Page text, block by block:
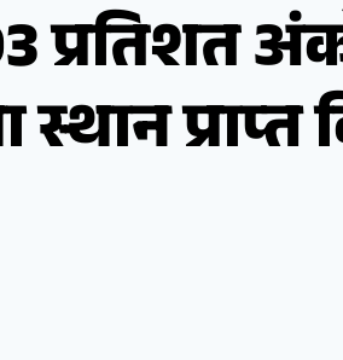
प्रतिशत
प्राप्त